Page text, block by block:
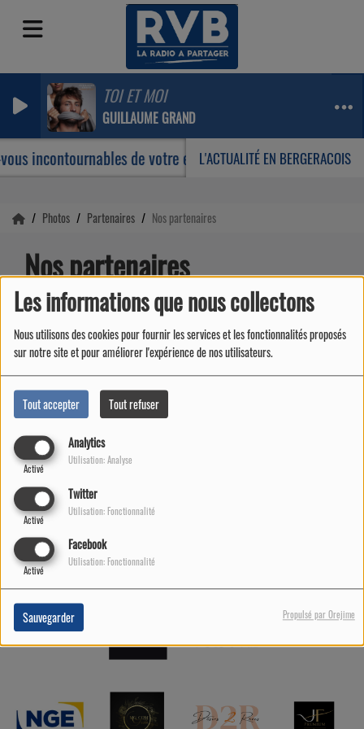
Les informations que nous collectons
Nous utilisons des cookies pour fournir les services et les fonctionnalités proposés
sur notre site et pour améliorer l'expérience de nos utilisateurs.
Tout accepter Tout refuser
Analytics
Activé
Utilisation: Analyse
Twitter
Activé
Utilisation: Fonctionnalité
Facebook
Activé
Utilisation: Fonctionnalité
Sauvegarder Propulsé par Orejime
TOI ET MOI
GUILLAUME GRAND
L'ACTUALITÉ EN BERGERACOIS
incontournables de votre été Humour : Jeanfi
Photos Partenaires Nos partenaires
Nos partenaires
Nos partenaires 2025 - 2026